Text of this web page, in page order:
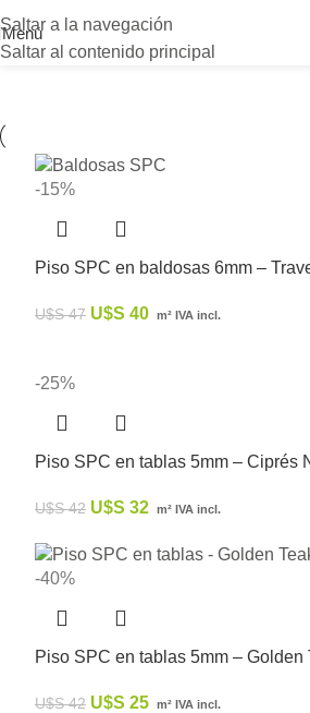
Saltar a la navegación
Saltar al contenido principal
Menú
-15%
Piso SPC en baldosas 6mm –
U$S47 U$S 40 m² IVA incl.
-25%
Piso SPC en tablas 5mm – Ciprés
U$S42 U$S 32 m² IVA incl.
-40%
Piso SPC en tablas 5mm – Golden
U$S42 U$S 25 m² IVA incl.